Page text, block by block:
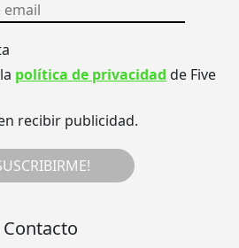
política de privacidad de Five
recibir publicidad.
Contacto